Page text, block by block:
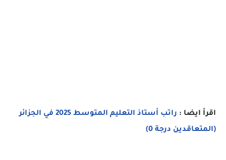
اقرأ ايضا :
راتب أستاذ التعليم المتوسط 2025 في الجزائر
(المتعاقدين درجة 0)